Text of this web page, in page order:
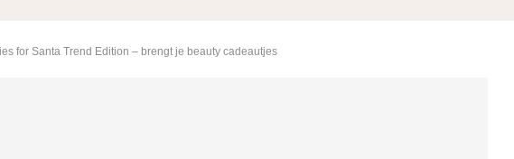
for Santa Trend Edition – brengt je beauty cadeautjes